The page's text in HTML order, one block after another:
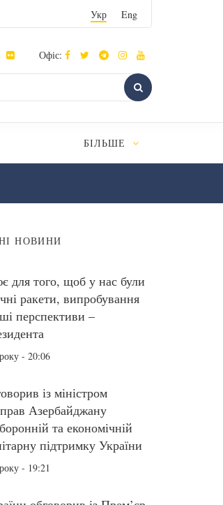
Укр Eng
Офіс:
БІЛЬШЕ
НОВИНИ
для того, щоб у нас були
ракети, випробування
перспективи –
- 20:06
із міністром
Азербайджану
та економічній
підтримку України
- 19:21